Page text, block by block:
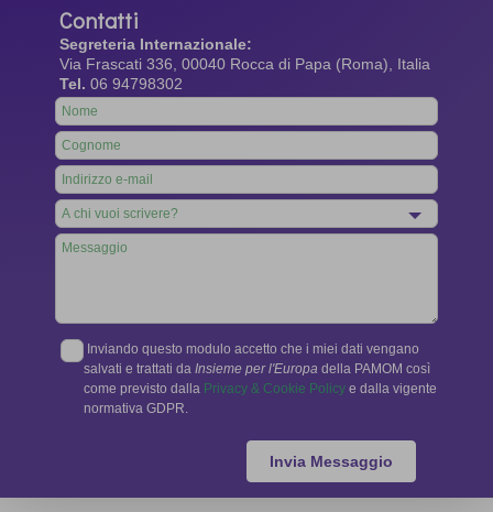
Contatti
Segreteria Internazionale:
Via Frascati 336, 00040 Rocca di Papa (Roma), Italia
Tel. 06 94798302
Leave
this
field
blank
Inviando questo modulo accetto che i miei dati vengano
salvati e trattati da Insieme per l'Europa della PAMOM così
come previsto dalla Privacy & Cookie Policy e dalla vigente
normativa GDPR.
Invia Messaggio